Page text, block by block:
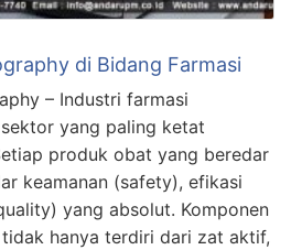
di Bidang Farmasi
– Industri farmasi
yang paling ketat
produk obat yang beredar
keamanan (safety), efikasi
yang absolut. Komponen
hanya terdiri dari zat aktif,